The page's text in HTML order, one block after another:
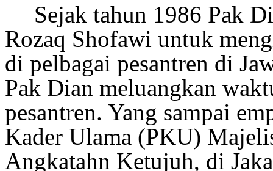
Sejak tahun 1986 Pak
Rozaq Shofawi untuk
di pelbagai pesantren di
Pak Dian meluangkan
pesantren. Yang sampai
Kader Ulama (PKU)
Angkatahn Ketujuh, di